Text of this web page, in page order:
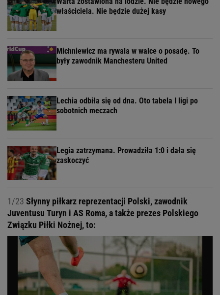
właściciela. Nie będzie dużej kasy
Michniewicz ma rywala w walce o posadę. To
były zawodnik Manchesteru United
Lechia odbiła się od dna. Oto tabela I ligi po
sobotnich meczach
Legia zatrzymana. Prowadziła 1:0 i dała się
zaskoczyć
1/23 Słynny piłkarz reprezentacji Polski, zawodnik
Juventusu Turyn i AS Roma, a także prezes Polskiego
Związku Piłki Nożnej, to: